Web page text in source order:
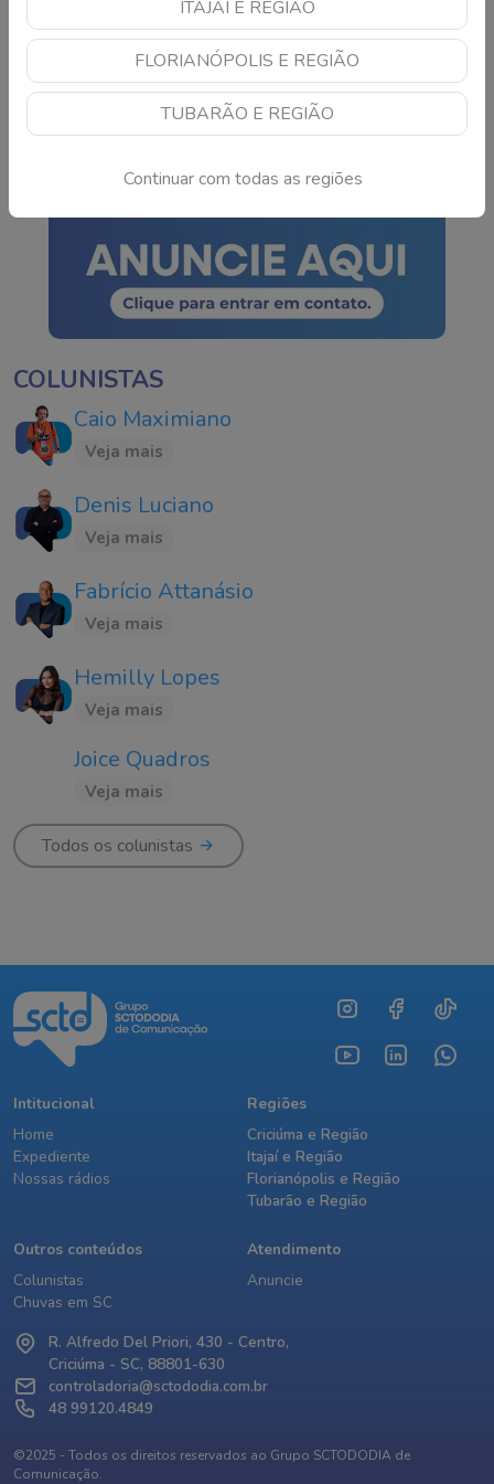
ITAJAÍ E REGIÃO
FLORIANÓPOLIS E REGIÃO
TUBARÃO E REGIÃO
Continuar com todas as regiões
Pai é preso após menino
de 5 anos ser encontrado
com marcas de agressão
em SC
Continue lendo
COLUNISTAS
Caio Maximiano
Veja mais
Denis Luciano
Veja mais
Fabrício Attanásio
Veja mais
Hemilly Lopes
Veja mais
Joice Quadros
Veja mais
Todos os colunistas
Intitucional
Home
Expediente
Nossas rádios
Regiões
Criciúma e Região
Itajaí e Região
Florianópolis e Região
Tubarão e Região
Outros conteúdos
Colunistas
Chuvas em SC
Atendimento
Anuncie
R. Alfredo Del Priori, 430 - Centro,
Criciúma - SC, 88801-630
controladoria@sctododia.com.br
48 99120.4849
©2025 - Todos os direitos reservados ao Grupo SCTODODIA de
Comunicação.